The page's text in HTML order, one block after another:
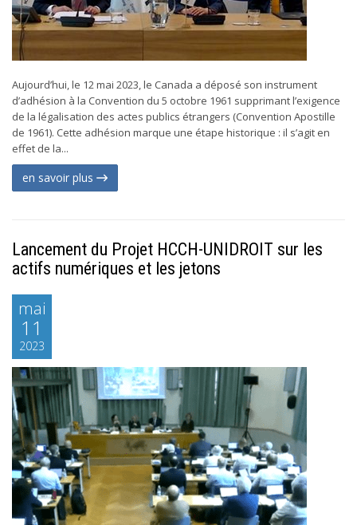
Aujourd’hui, le 12 mai 2023, le Canada a déposé son instrument
d’adhésion à la Convention du 5 octobre 1961 supprimant l’exigence
de la légalisation des actes publics étrangers (Convention Apostille
de 1961). Cette adhésion marque une étape historique : il s’agit en
effet de la...
en savoir plus
Lancement du Projet HCCH-UNIDROIT sur les
actifs numériques et les jetons
mai
11
2023